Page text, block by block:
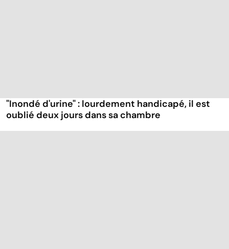
"Inondé d'urine" : lourdement handicapé, il est
oublié deux jours dans sa chambre